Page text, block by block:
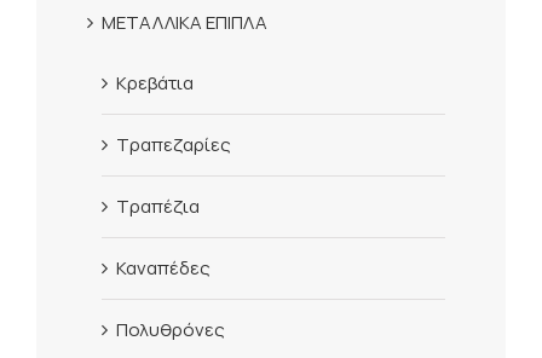
ΜΕΤΑΛΛΙΚΑ ΕΠΙΠΛΑ
Κρεβάτια
Τραπεζαρίες
Τραπέζια
Καναπέδες
Πολυθρόνες